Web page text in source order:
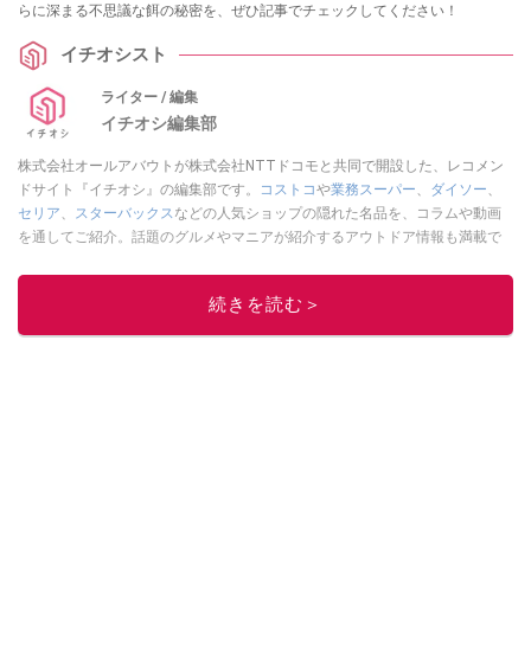
らに深まる不思議な餌の秘密を、ぜひ記事でチェックしてください！
イチオシスト
ライター / 編集
イチオシ編集部
株式会社オールアバウトが株式会社NTTドコモと共同で開設した、レコメン
ドサイト『イチオシ』の編集部です。
コストコや業務スーパー ダイソー
セリア
スターバックス などの人気ショップの隠れた名品を、コラムや動画
を通してご紹介。話題のグルメやマニアが紹介するアウトドア情報も満載で
レビューしています。毎日トレンド情報をお届けしているので、ぜひ
してください！続きを読む＞